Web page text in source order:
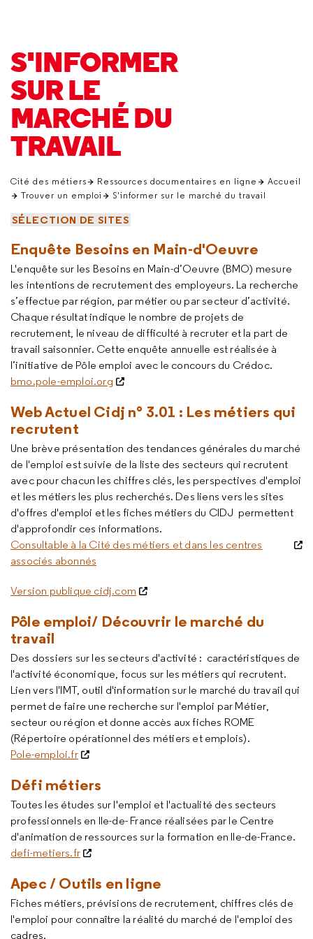
S'INFORMER
SUR LE
MARCHÉ DU
TRAVAIL
Cité des métiers Ressources documentaires en ligne
Accueil
Trouver un emploi
S'informer sur le marché du travail
SÉLECTION DE SITES
Enquête Besoins en Main-d'Oeuvre
L'enquête sur les Besoins en Main-d’Oeuvre (BMO) mesure
les intentions de recrutement des employeurs. La recherche
s’effectue par région, par métier ou par secteur d’activité.
Chaque résultat indique le nombre de projets de
recrutement, le niveau de difficulté à recruter et la part de
travail saisonnier. Cette enquête annuelle est réalisée à
l’initiative de Pôle emploi avec le concours du Crédoc.
bmo.pole-emploi.org
Web Actuel Cidj n° 3.01 : Les métiers qui
recrutent
Une brève présentation des tendances générales du marché
de l'emploi est suivie de la liste des secteurs qui recrutent
avec pour chacun les chiffres clés, les perspectives d'emploi
et les métiers les plus recherchés. Des liens vers les sites
d'offres d'emploi et les fiches métiers du CIDJ permettent
d'approfondir ces informations.
Consultable à la Cité des métiers et dans les centres
associés abonnés
Version publique cidj.com
Pôle emploi/ Découvrir le marché du
travail
Des dossiers sur les secteurs d'activité : caractéristiques de
l'activité économique, focus sur les métiers qui recrutent.
Lien vers l'IMT, outil d'information sur le marché du travail qui
permet de faire une recherche sur l'emploi par Métier,
secteur ou région et donne accès aux fiches ROME
(Répertoire opérationnel des métiers et emplois).
Pole-emploi.fr
Défi métiers
Toutes les études sur l'emploi et l'actualité des secteurs
professionnels en Ile-de- France réalisées par le Centre
d'animation de ressources sur la formation en Ile-de-France.
defi-metiers.fr
Apec / Outils en ligne
Fiches métiers, prévisions de recrutement, chiffres clés de
l'emploi pour connaître la réalité du marché de l'emploi des
cadres.